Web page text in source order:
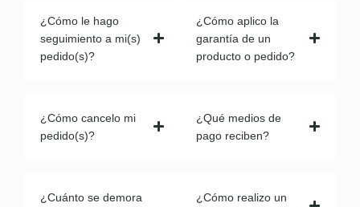
¿Cómo le hago
seguimiento a mi(s)
pedido(s)?
¿Cómo cancelo mi
pedido(s)?
¿Cuánto se demora
¿Cómo aplico la
garantía de un
producto o pedido?
¿Qué medios de
pago reciben?
¿Cómo realizo un